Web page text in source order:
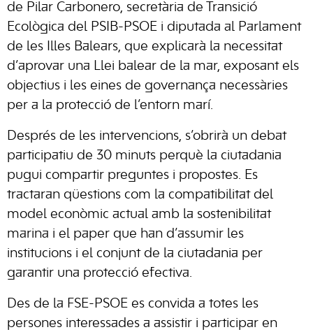
de Pilar Carbonero, secretària de Transició
Ecològica del PSIB-PSOE i diputada al Parlament
de les Illes Balears, que explicarà la necessitat
d’aprovar una Llei balear de la mar, exposant els
objectius i les eines de governança necessàries
per a la protecció de l’entorn marí.
Després de les intervencions, s’obrirà un debat
participatiu de 30 minuts perquè la ciutadania
pugui compartir preguntes i propostes. Es
tractaran qüestions com la compatibilitat del
model econòmic actual amb la sostenibilitat
marina i el paper que han d’assumir les
institucions i el conjunt de la ciutadania per
garantir una protecció efectiva.
Des de la FSE-PSOE es convida a totes les
persones interessades a assistir i participar en